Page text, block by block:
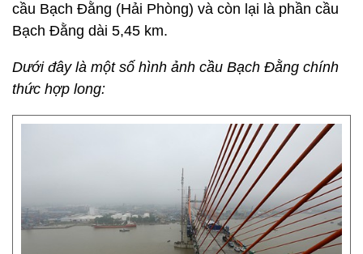
cầu Bạch Đằng (Hải Phòng) và còn lại là phần cầu
Bạch Đằng dài 5,45 km.
Dưới đây là một số hình ảnh cầu Bạch Đằng chính
thức hợp long: